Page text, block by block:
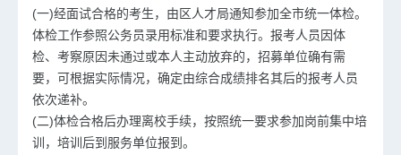
(一)经面试合格的考生，由区人才局通知参加全市统一体检。
体检工作参照公务员录用标准和要求执行。报考人员因体
检、考察原因未通过或本人主动放弃的，招募单位确有需
要，可根据实际情况，确定由综合成绩排名其后的报考人员
依次递补。
(二)体检合格后办理离校手续，按照统一要求参加岗前集中培
训，培训后到服务单位报到。